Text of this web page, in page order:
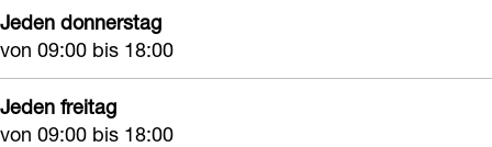
Jeden donnerstag
von 09:00 bis 18:00
Jeden freitag
von 09:00 bis 18:00